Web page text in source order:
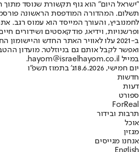
"ישראל היום" הוא גוף תקשורת שנוסד מתוך
ופרשנויות, וידיאו, פודקאסטים ושידורים
ב-2021 עלו לאוויר האתר החדש
ואפשר לקבל אותם גם בניוזלטר. מועדון
במייל hayom@israelhayom.co.il.
יום חמישי, 18.6.2026
ג' בתמוז תשפ"ו
חדשות
דעות
ספורט
ForReal
תרבות ובידור
אוכל
מגזין
אנחנו מגייסים